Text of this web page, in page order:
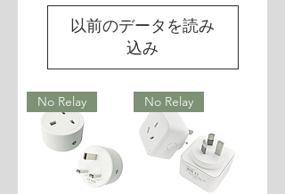
以前のデータを読み
込み
No Relay No Relay